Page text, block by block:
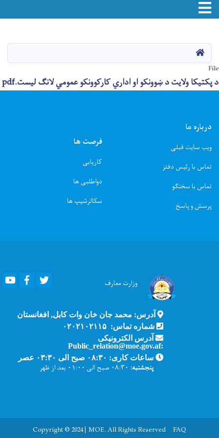
content
Toggle navigation
صفحه اصلی
File
د پکتیکا ولایت د ښوونکو او اداري کارکوونکو عمومي لانګ لیست.pdf
درباره ما
ویب سایت قبلی
تماس با رئیس دفتر
تماس با سخنگو
پرسش و پاسخ
فرصت ها
کاریابی
دواطلبی ها
سکالرشیپ ها
وزارت معارف Youtube Facebook
آدرس: محمد جان خان وات کابل, افغانستان
شماره تماس: ۰۲۰۲۱۰۲۱۱۵
آدرس الکترونیکی
:Public_relation@moe.gov.af
ساعات کاری: ۰۸:۳۰ صبح الی ۰۳:۳۰ عصر
پنجشنبه:
Copyright © 2024 | MOE. All Rights Reserved FAQ